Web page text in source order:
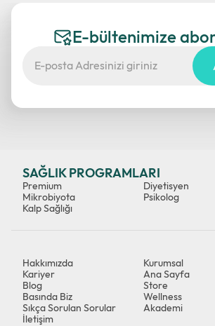
E-bültenimize
SAĞLIK PROGRAMLARI
Premium
Mikrobiyota
Kalp Sağlığı
Diyetisyen
Psikolog
Hakkımızda
Kurumsal
Kariyer
Ana Sayfa
Blog
Store
Basında Biz
Wellness
Sıkça Sorulan Sorular
Akademi
İletişim